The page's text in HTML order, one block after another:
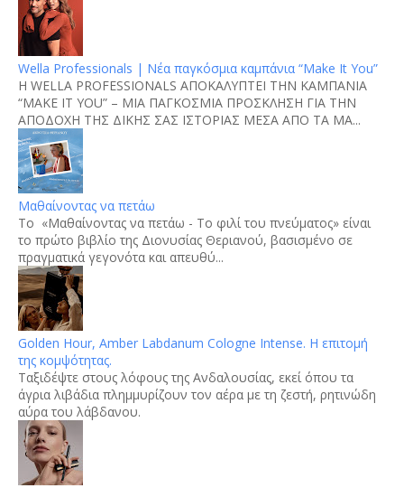
Wella Professionals | Νέα παγκόσμια καμπάνια “Make It You”
H WELLA PROFESSIONALS ΑΠΟΚΑΛΥΠΤΕΙ ΤΗΝ ΚΑΜΠΑΝΙΑ
“MAKE IT YOU” – ΜΙΑ ΠΑΓΚΟΣΜΙΑ ΠΡΟΣΚΛΗΣΗ ΓΙΑ ΤΗΝ
ΑΠΟΔΟΧΗ ΤΗΣ ΔΙΚΗΣ ΣΑΣ ΙΣΤΟΡΙΑΣ ΜΕΣΑ ΑΠΟ ΤΑ ΜΑ...
Μαθαίνοντας να πετάω
Το «Μαθαίνοντας να πετάω - Το φιλί του πνεύματος» είναι
το πρώτο βιβλίο της Διονυσίας Θεριανού, βασισμένο σε
πραγματικά γεγονότα και απευθύ...
Golden Hour, Amber Labdanum Cologne Intense. Η επιτομή
της κομψότητας.
Tαξιδέψτε στους λόφους της Ανδαλουσίας, εκεί όπου τα
άγρια λιβάδια πλημμυρίζουν τον αέρα με τη ζεστή, ρητινώδη
αύρα του λάβδανου.